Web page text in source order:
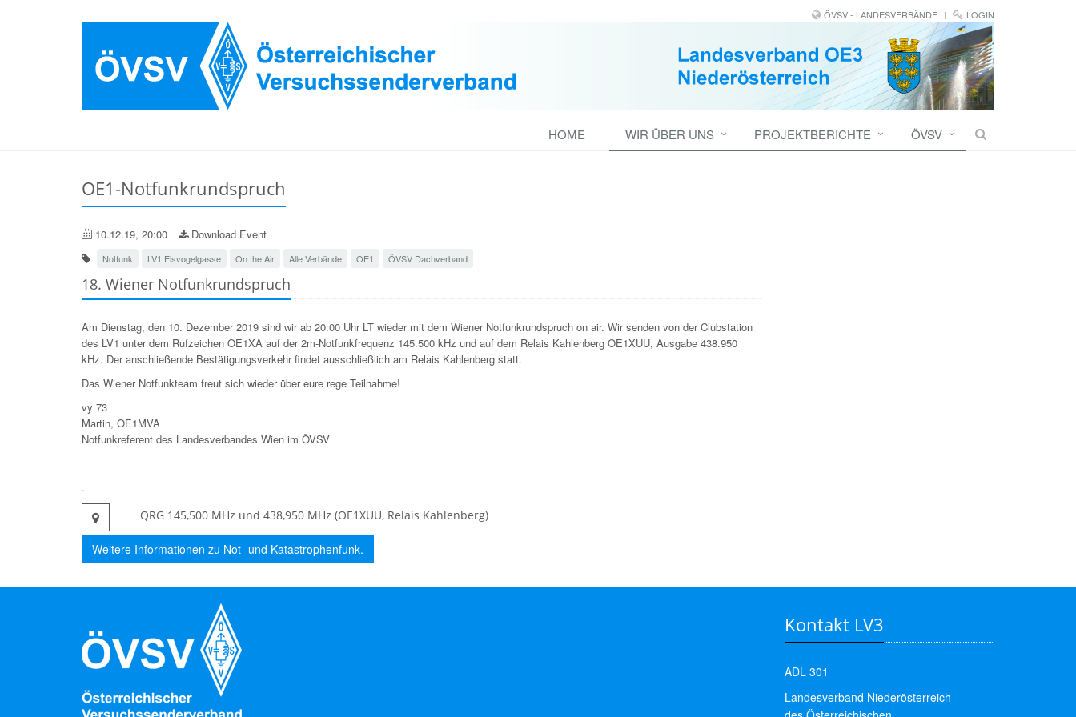
ÖVSV - LANDESVERBÄNDE LOGIN
HOME WIR ÜBER UNS PROJEKTBERICHTE ÖVSV
OE1-Notfunkrundspruch
10.12.19, 20:00 Download Event
Notfunk LV1 Eisvogelgasse On the Air Alle Verbände OE1 ÖVSV Dachverband
18. Wiener Notfunkrundspruch
Am Dienstag, den 10. Dezember 2019 sind wir ab 20:00 Uhr LT wieder mit dem Wiener Notfunkrundspruch on air. Wir senden von der Clubstation
des LV1 unter dem Rufzeichen OE1XA auf der 2m-Notfunkfrequenz 145.500 kHz und auf dem Relais Kahlenberg OE1XUU, Ausgabe 438.950
kHz. Der anschließende Bestätigungsverkehr findet ausschließlich am Relais Kahlenberg statt.
Das Wiener Notfunkteam freut sich wieder über eure rege Teilnahme!
vy 73
Martin, OE1MVA
Notfunkreferent des Landesverbandes Wien im ÖVSV
.
QRG 145,500 MHz und 438,950 MHz (OE1XUU, Relais Kahlenberg)
Weitere Informationen zu Not- und Katastrophenfunk.
Kontakt LV3
ADL 301
Landesverband Niederösterreich